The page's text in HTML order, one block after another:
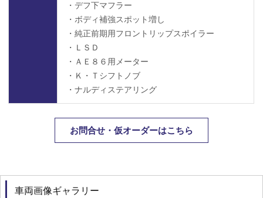
・デフ下マフラー
・ボディ補強スポット増し
・純正前期用フロントリップスポイラー
・ＬＳＤ
・ＡＥ８６用メーター
・Ｋ・Ｔシフトノブ
・ナルディステアリング
お問合せ・仮オーダーはこちら
車両画像ギャラリー